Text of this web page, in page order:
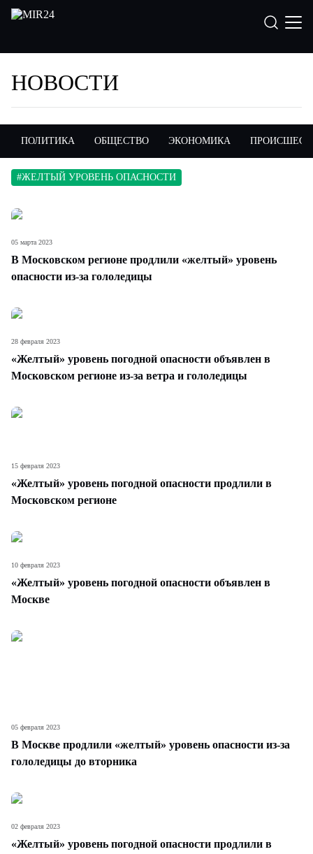
НОВОСТИ
ПОЛИТИКА ОБЩЕСТВО ЭКОНОМИКА
#ЖЕЛТЫЙ УРОВЕНЬ ОПАСНОСТИ
В Московском регионе продлили «желтый» уровень
опасности из-за гололедицы
05 марта 2023
«Желтый» уровень погодной опасности объявлен в
Московском регионе из-за ветра и гололедицы
28 февраля 2023
«Желтый» уровень погодной опасности продлили в
Московском регионе
15 февраля 2023
«Желтый» уровень погодной опасности объявлен в
Москве
10 февраля 2023
В Москве продлили «желтый» уровень опасности из-за
гололедицы до вторника
05 февраля 2023
«Желтый» уровень погодной опасности продлили в
02 февраля 2023